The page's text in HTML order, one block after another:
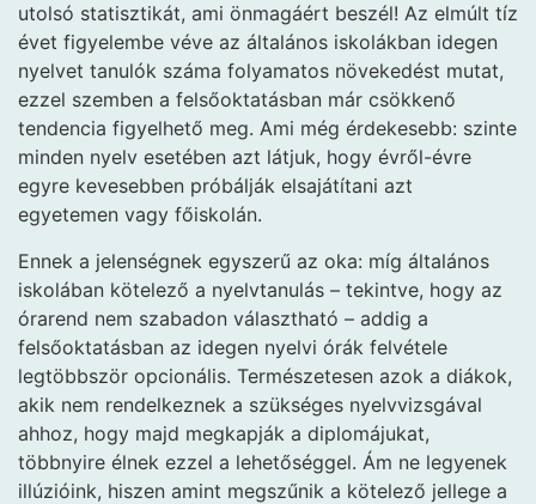
utolsó statisztikát, ami önmagáért beszél! Az elmúlt tíz
évet figyelembe véve az általános iskolákban idegen
nyelvet tanulók száma folyamatos növekedést mutat,
ezzel szemben a felsőoktatásban már csökkenő
tendencia figyelhető meg. Ami még érdekesebb: szinte
minden nyelv esetében azt látjuk, hogy évről-évre
egyre kevesebben próbálják elsajátítani azt
egyetemen vagy főiskolán.
Ennek a jelenségnek egyszerű az oka: míg általános
iskolában kötelező a nyelvtanulás – tekintve, hogy az
órarend nem szabadon választható – addig a
felsőoktatásban az idegen nyelvi órák felvétele
legtöbbször opcionális. Természetesen azok a diákok,
akik nem rendelkeznek a szükséges nyelvvizsgával
ahhoz, hogy majd megkapják a diplomájukat,
többnyire élnek ezzel a lehetőséggel. Ám ne legyenek
illúzióink, hiszen amint megszűnik a kötelező jellege a